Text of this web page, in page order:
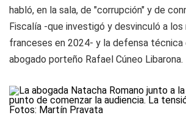
habló, en la sala, de "corrupción" y de
Fiscalía -que investigó y desvinculó a los
franceses en 2024- y la defensa técnica
abogado porteño Rafael Cúneo Libarona.